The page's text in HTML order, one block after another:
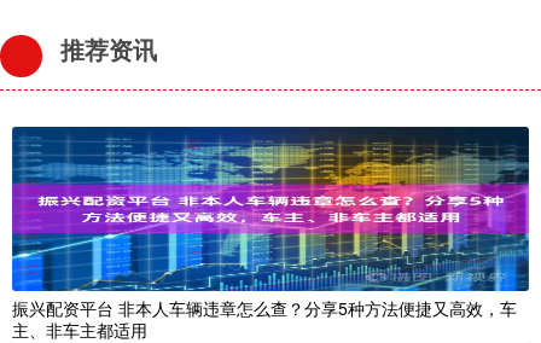
推荐资讯
振兴配资平台 非本人车辆违章怎么查？分享5种方法便捷又高效，车
主、非车主都适用